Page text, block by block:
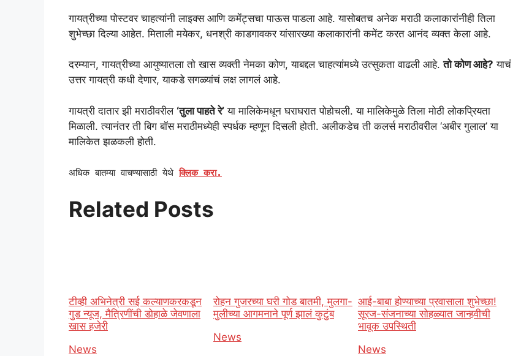
गायत्रीच्या पोस्टवर चाहत्यांनी लाइक्स आणि कमेंट्सचा पाऊस पाडला आहे. यासोबतच अनेक मराठी कलाकारांनीही तिला
शुभेच्छा दिल्या आहेत. मिताली मयेकर, धनश्री काडगावकर यांसारख्या कलाकारांनी कमेंट करत आनंद व्यक्त केला आहे.
दरम्यान, गायत्रीच्या आयुष्यातला तो खास व्यक्ती नेमका कोण, याबद्दल चाहत्यांमध्ये उत्सुकता वाढली आहे.तो कोण आहे? याचं
उत्तर गायत्री कधी देणार, याकडे सगळ्यांचं लक्ष लागलं आहे.
गायत्री दातार झी मराठीवरील ‘तुला पाहते रे’ या मालिकेमधून घराघरात पोहोचली. या मालिकेमुळे तिला मोठी लोकप्रियता
मिळाली. त्यानंतर ती बिग बॉस मराठीमध्येही स्पर्धक म्हणून दिसली होती. अलीकडेच ती कलर्स मराठीवरील ‘अबीर गुलाल’ या
मालिकेत झळकली होती.
अधिक बातम्या वाचण्यासाठी येथेक्लिक करा.
Related Posts
टीव्ही अभिनेत्री सई कल्याणकरकडून
गुड न्यूज, मैत्रिणींची डोहाळे जेवणाला
खास हजेरी
In relation to
News
रोहन गुजरच्या घरी गोड बातमी, मुलगा-
मुलीच्या आगमनाने पूर्ण झालं कुटुंब
In relation to
News
आई-बाबा होण्याच्या प्रवासाला शुभेच्छा!
सूरज-संजनाच्या सोहळ्यात जान्हवीची
भावूक उपस्थिती
In relation to
News